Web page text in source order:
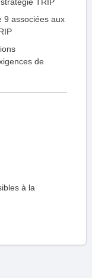
TRIP
9 associées aux
de
à la